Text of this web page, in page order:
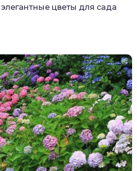
цветы для сада